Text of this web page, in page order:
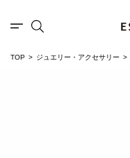
TOP ジュエリー・アクセサリー